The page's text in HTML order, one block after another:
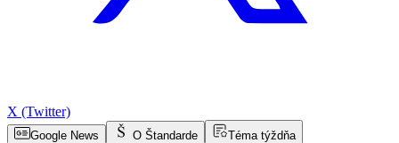
X (Twitter)
Google News O Štandarde
Téma týždňa